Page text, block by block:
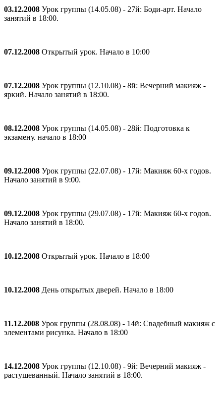
03.12.2008 Урок группы (14.05.08) - 27й: Боди-арт. Начало
занятий в 18:00.
07.12.2008 Открытый урок. Начало в 10:00
07.12.2008 Урок группы (12.10.08) - 8й: Вечерний макияж -
яркий. Начало занятий в 18:00.
08.12.2008 Урок группы (14.05.08) - 28й: Подготовка к
экзамену. начало в 18:00
09.12.2008 Урок группы (22.07.08) - 17й: Макияж 60-х годов.
Начало занятий в 9:00.
09.12.2008 Урок группы (29.07.08) - 17й: Макияж 60-х годов.
Начало занятий в 18:00.
10.12.2008 Открытый урок. Начало в 18:00
10.12.2008 День открытых дверей. Начало в 18:00
11.12.2008 Урок группы (28.08.08) - 14й: Свадебный макияж с
элементами рисунка. Начало в 18:00
14.12.2008 Урок группы (12.10.08) - 9й: Вечерний макияж -
растушеванный. Начало занятий в 18:00.